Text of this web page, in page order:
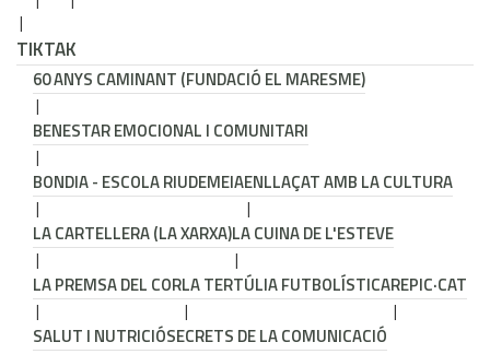
TIKTAK
60 ANYS CAMINANT (FUNDACIÓ EL MARESME)
BENESTAR EMOCIONAL I COMUNITARI
BONDIA - ESCOLA RIUDEMEIAENLLAÇAT AMB LA CULTURA
LA CARTELLERA (LA XARXA)LA CUINA DE L'ESTEVE
LA PREMSA DEL CORLA TERTÚLIA FUTBOLÍSTICAREPIC·CAT
SALUT I NUTRICIÓSECRETS DE LA COMUNICACIÓ